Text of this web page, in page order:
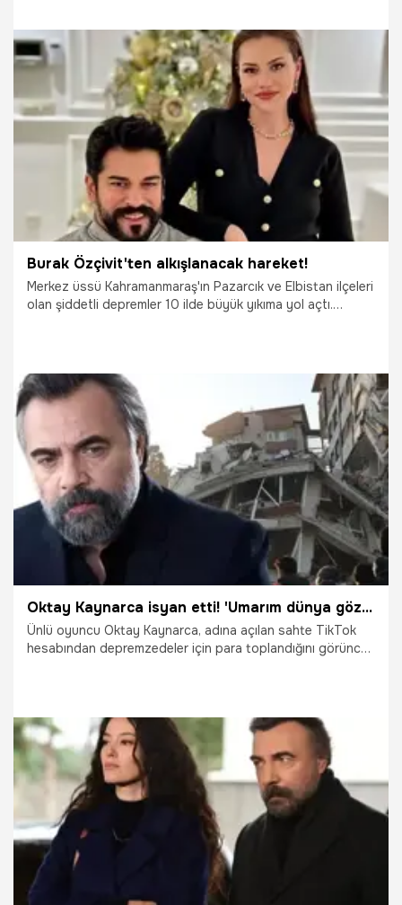
24.02.2023 Magazin
Burak Özçivit'ten alkışlanacak hareket!
Merkez üssü Kahramanmaraş'ın Pazarcık ve Elbistan ilçeleri
olan şiddetli depremler 10 ilde büyük yıkıma yol açtı.
felaketinde takdir toplayan bir harekete imza attı.
22.02.2023 Magazin
Oktay Kaynarca isyan etti! 'Umarım dünya gözüyle karşıma çıkar'
Ünlü oyuncu Oktay Kaynarca, adına açılan sahte TikTok
hesabından depremzedeler için para toplandığını görünce
çıkar" dedi.
22.02.2023 Magazin